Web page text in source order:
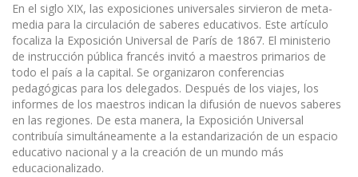
En el siglo XIX, las exposiciones universales sirvieron de meta-
media para la circulación de saberes educativos. Este artículo
focaliza la Exposición Universal de París de 1867. El ministerio
de instrucción pública francés invitó a maestros primarios de
todo el país a la capital. Se organizaron conferencias
pedagógicas para los delegados. Después de los viajes, los
informes de los maestros indican la difusión de nuevos saberes
en las regiones. De esta manera, la Exposición Universal
contribuía simultáneamente a la estandarización de un espacio
educativo nacional y a la creación de un mundo más
educacionalizado.